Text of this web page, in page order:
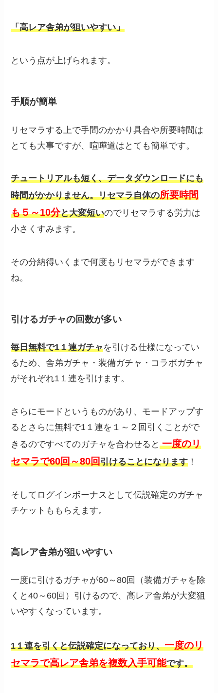
「高レア舎弟が狙いやすい」
という点が上げられます。
手順が簡単
リセマラする上で手間のかかり具合や所要時間は
とても大事ですが、喧嘩道はとても簡単です。
チュートリアルも短く、データダウンロードにも
時間がかかりません。リセマラ自体の所要時間
も５～10分と大変短いのでリセマラする労力は
小さくすみます。
その分納得いくまで何度もリセマラができます
ね。
引けるガチャの回数が多い
毎日無料で1１連ガチャを引ける仕様になってい
るため、舎弟ガチャ・装備ガチャ・コラボガチャ
がそれぞれ1１連を引けます。
さらにモードというものがあり、モードアップす
るとさらに無料で1１連を１～２回引くことがで
きるのですべてのガチャを合わせると 一度のリ
セマラで60回～80回引けることになります ！
そしてログインボーナスとして伝説確定のガチャ
チケットももらえます。
高レア舎弟が狙いやすい
一度に引けるガチャが60～80回（装備ガチャを除
くと40～60回）引けるので、高レア舎弟が大変狙
いやすくなっています。
1１連を引くと伝説確定になっており、一度のリ
セマラで高レア舎弟を複数入手可能です。